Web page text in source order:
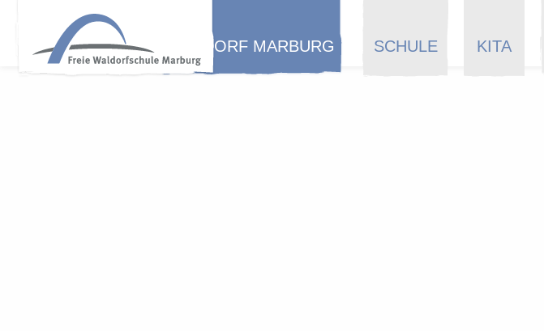
WALDORF MARBURG SCHULE KITA